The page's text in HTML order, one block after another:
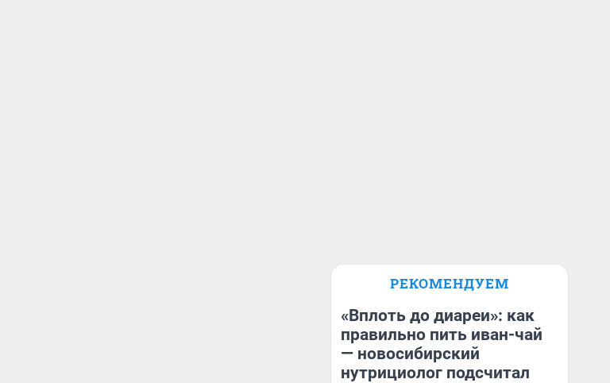
РЕКОМЕНДУЕМ
«Вплоть до диареи»: как
правильно пить иван-чай
— новосибирский
нутрициолог подсчитал